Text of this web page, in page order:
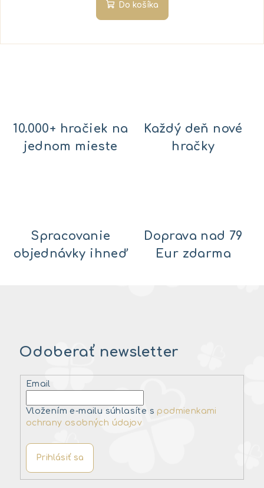
Do košíka
10.000+ hračiek na
jednom mieste
Každý deň nové
hračky
Spracovanie
objednávky ihneď
Doprava nad 79
Eur zdarma
Odoberať newsletter
Email
Vložením e-mailu súhlasíte s podmienkami
ochrany osobných údajov
Prihlásiť sa